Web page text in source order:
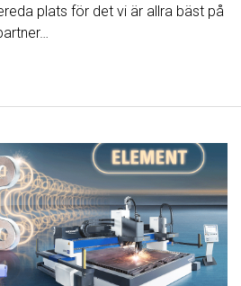
plats för det vi är allra bäst på